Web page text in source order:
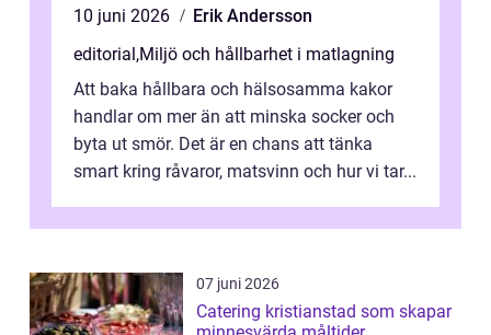
10 juni 2026
Erik Andersson
editorial ,Miljö och hållbarhet i matlagning
Att baka hållbara och hälsosamma kakor
handlar om mer än att minska socker och
byta ut smör. Det är en chans att tänka
smart kring råvaror, matsvinn och hur vi tar...
07 juni 2026
Catering kristianstad som skapar